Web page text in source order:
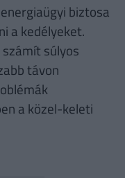
biztosa
a kedélyeket.
súlyos
távon
a közel-keleti